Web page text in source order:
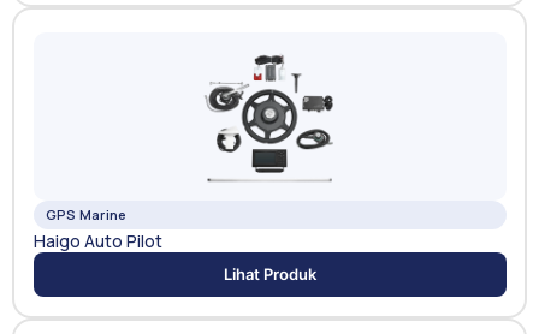
GPS Marine
Haigo Auto Pilot
Lihat Produk